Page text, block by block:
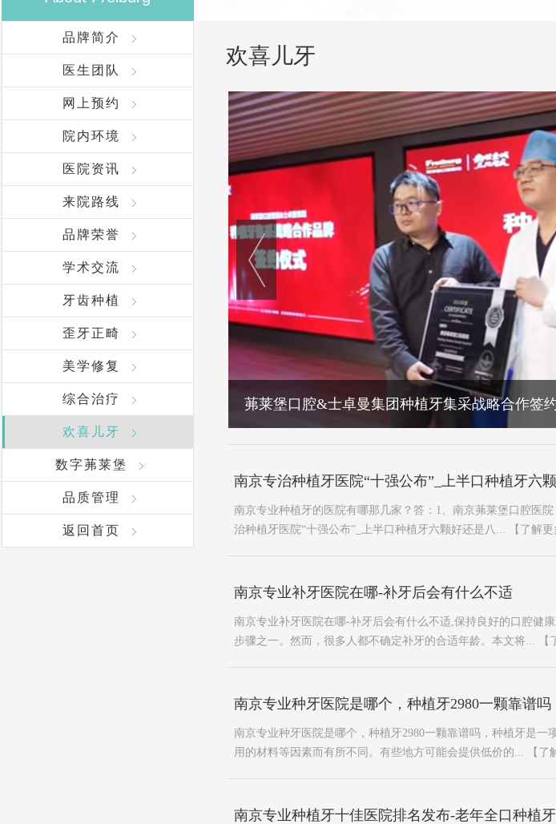
品牌简介
医生团队
网上预约
院内环境
医院资讯
来院路线
品牌荣誉
学术交流
牙齿种植
歪牙正畸
美学修复
综合治疗
欢喜儿牙
数字茀莱堡
品质管理
返回首页
欢喜儿牙
茀莱堡口腔&士卓曼集团种植牙集采战略合作签
南京专治种植牙医院“十强公布”_上半口种植牙六
南京专业种植牙的医院有哪那几家？答：1、南京茀莱堡口腔医
治种植牙医院“十强公布”_上半口种植牙六颗好还是八...
【了解更
南京专业补牙医院在哪-补牙后会有什么不适
南京专业补牙医院在哪-补牙后会有什么不适,保持良好的口腔健
步骤之一。然而，很多人都不确定补牙的合适年龄。本文将...
【
南京专业种牙医院是哪个，种植牙2980一颗靠谱吗
南京专业种牙医院是哪个，种植牙2980一颗靠谱吗，种植牙是一
用的材料等因素而有所不同。有些地方可能会提供低价的...
【了
南京专业种植牙十佳医院排名发布-老年全口种植